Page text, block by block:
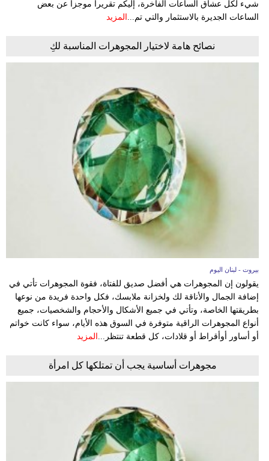
شيء لكل عشاق الساعات الفاخرة، إليكم تقريراً موجزاً ​​عن بعض
الساعات الجديرة بالاستثمار والتي تم... المزيد
نصائح هامة لاختيار المجوهرات المناسبة لكِ
بيروت - لبنان اليوم
يقولون إن المجوهرات هي أفضل صديق للفتاة، فقوة المجوهرات تأتي في
إضافة الجمال والأناقة لك ولخزانة ملابسك، فكل واحدة فريدة من نوعها
بطريقتها الخاصة، وتأتي في جميع الأشكال والأحجام والشخصيات، جميع
أنواع المجوهرات الراقية متوفرة في السوق هذه الأيام، سواء كانت خواتم
أو أساور أوأقراط أو قلادات، كل قطعة تنتظر... المزيد
مجوهرات أساسية يجب أن تمتلكها كل امرأة